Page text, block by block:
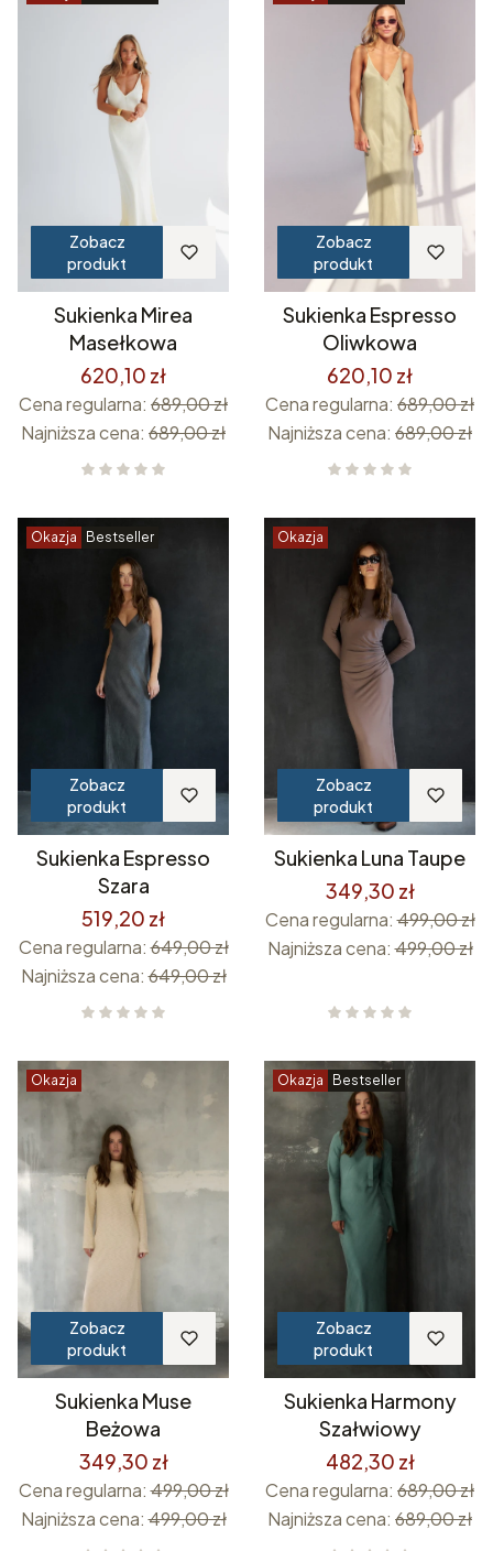
Zobacz
produkt
Sukienka Mirea
Masełkowa
620,10 zł
Cena regularna: 689,00 zł
Najniższa cena: 689,00 zł
Zobacz
produkt
Sukienka Espresso
Oliwkowa
620,10 zł
Cena regularna: 689,00 zł
Najniższa cena: 689,00 zł
Okazja Bestseller
Zobacz
produkt
Sukienka Espresso
Szara
519,20 zł
Cena regularna: 649,00 zł
Najniższa cena: 649,00 zł
Okazja
Zobacz
produkt
Sukienka Luna Taupe
349,30 zł
Cena regularna: 499,00 zł
Najniższa cena: 499,00 zł
Okazja
Zobacz
produkt
Sukienka Muse
Beżowa
349,30 zł
Cena regularna: 499,00 zł
Najniższa cena: 499,00 zł
Okazja Bestseller
Zobacz
produkt
Sukienka Harmony
Szałwiowy
482,30 zł
Cena regularna: 689,00 zł
Najniższa cena: 689,00 zł